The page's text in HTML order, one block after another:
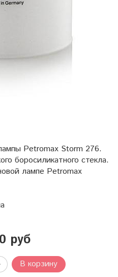
Petromax Storm 276.
боросиликатного стекла.
лампе Petromax
руб
В корзину